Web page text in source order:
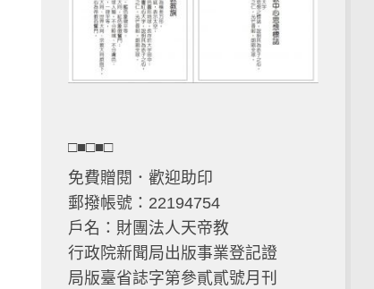
□■□■□
免費贈閱．歡迎助印
郵撥帳號：22194754
戶名：財團法人天帝教
行政院新聞局出版事業登記證
局版臺省誌字第參貳貳號月刊